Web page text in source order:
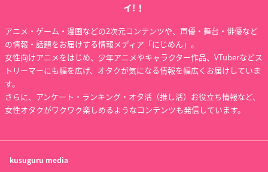
イ!！
アニメ・ゲーム・漫画などの2次元コンテンツや、声優・舞台・俳優など
の情報・話題をお届けする情報メディア「にじめん」。
女性向けアニメをはじめ、少年アニメやキャラクター作品、VTuberなどス
トリーマーにも幅を広げ、オタクが気になる情報を幅広くお届けしていま
す。
さらに、アンケート・ランキング・オタ活（推し活）お役立ち情報など、
女性オタクがワクワク楽しめるようなコンテンツも発信しています。
kusuguru media